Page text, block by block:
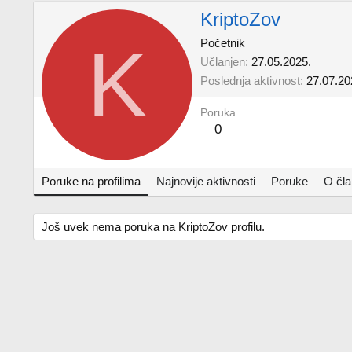
K
KriptoZov
Početnik
Učlanjen 27.05.2025.
Poslednja aktivnost
Poruka
0
Poruke na profilima Najnovije aktivnosti Poruke O
Još uvek nema poruka na KriptoZov profilu.